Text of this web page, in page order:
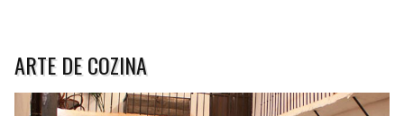
ARTE DE COZINA